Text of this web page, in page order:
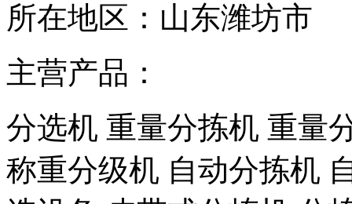
所在地区： 山东潍坊市
主营产品：
分选机 重量分拣机 重量
称重分级机 自动分拣机